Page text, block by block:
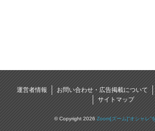
運営者情報 お問い合わせ・広告掲載について
サイトマップ
© Copyright 2026 Zoom[ズーム]“オシャレ”